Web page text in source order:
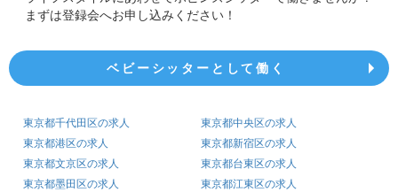
まずは登録会へお申し込みください！
ベビーシッターとして働く
東京都千代田区の求人
東京都中央区の求人
東京都港区の求人
東京都新宿区の求人
東京都文京区の求人
東京都台東区の求人
東京都墨田区の求人
東京都江東区の求人